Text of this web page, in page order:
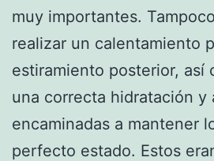
muy importantes.
realizar un calentamiento
estiramiento posterior, así
una correcta hidratación y
encaminadas a mantener
perfecto estado. Estos